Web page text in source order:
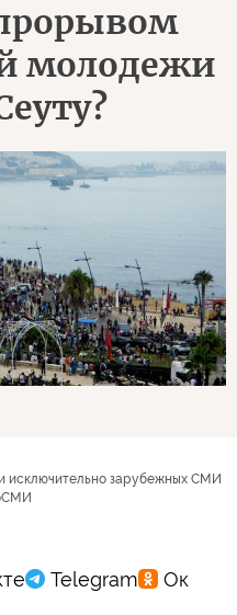
молодежи
зарубежных СМИ